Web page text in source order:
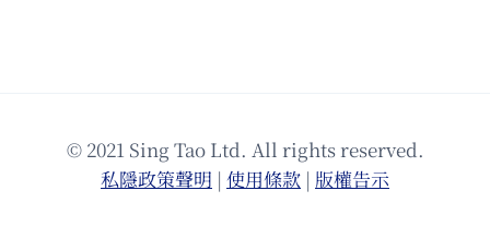
© 2021 Sing Tao Ltd. All rights reserved.
私隱政策聲明 | 使⽤條款 | 版權告⽰